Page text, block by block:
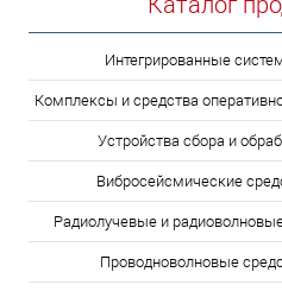
Интегрированные
Комплексы и средства
Устройства сбора и
Вибросейсмические
Радиолучевые и
Проводноволновые